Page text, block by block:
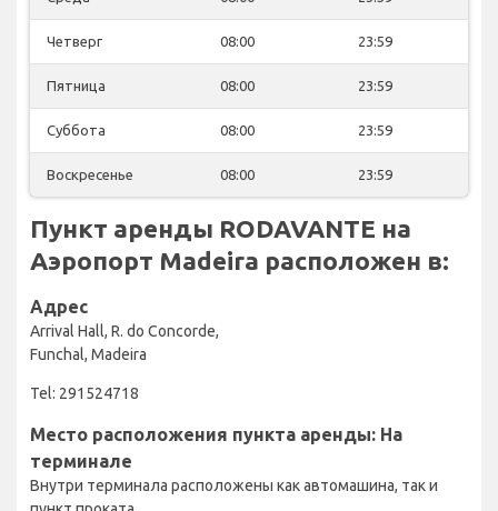
Четверг 08:00 23:59
Пятница 08:00 23:59
Суббота 08:00 23:59
Воскресенье 08:00 23:59
Пункт аренды RODAVANTE на
Аэропорт Madeira расположен в:
Адрес
Arrival Hall, R. do Concorde,
Funchal, Madeira
Tel: 291524718
Место расположения пункта аренды: На
терминале
Внутри терминала расположены как автомашина, так и